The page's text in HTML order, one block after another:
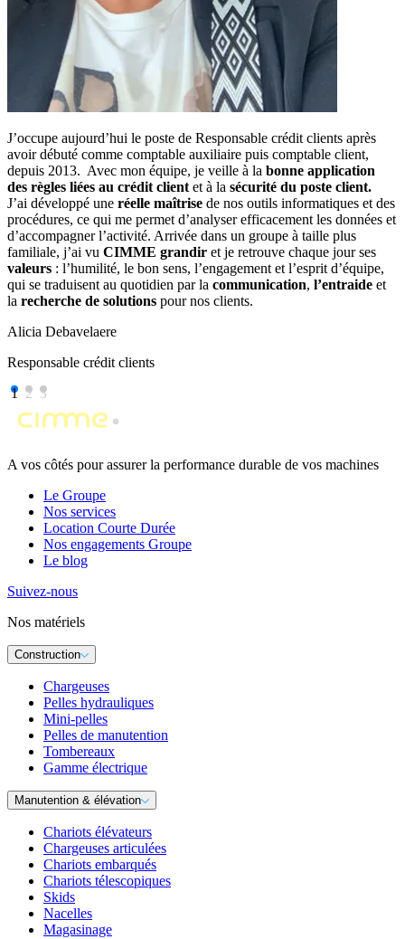
J’occupe aujourd’hui le poste de Responsable crédit clients après
avoir débuté comme comptable auxiliaire puis comptable client,
depuis 2013. Avec mon équipe, je veille à la bonne application
des règles liées au crédit clientet à la sécurité du poste client.
J’ai développé une réelle maîtrise de nos outils informatiques et des
procédures, ce qui me permet d’analyser efficacement les données et
d’accompagner l’activité. Arrivée dans un groupe à taille plus
familiale, j’ai vu CIMME grandir et je retrouve chaque jour ses
valeurs : l’humilité, le bon sens, l’engagement et l’esprit d’équipe,
qui se traduisent au quotidien par la communication, l’entraide et
la recherche de solutions pour nos clients.
Alicia Debavelaere
Responsable crédit clients
1 2 3
A vos côtés pour assurer la performance durable de vos machines
Le Groupe
Nos services
Location Courte Durée
Nos engagements Groupe
Le blog
Suivez-nous
Nos matériels
Construction
Chargeuses
Pelles hydrauliques
Mini-pelles
Pelles de manutention
Tombereaux
Gamme électrique
Manutention & élévation
Chariots élévateurs
Chargeuses articulées
Chariots embarqués
Chariots télescopiques
Skids
Nacelles
Magasinage